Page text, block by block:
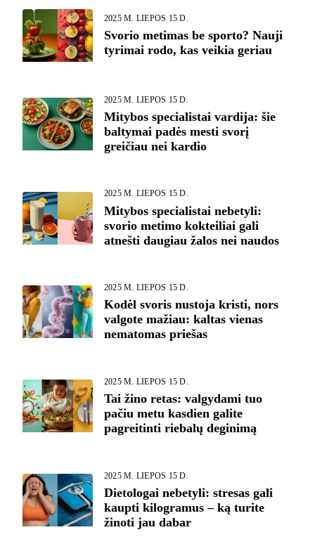
2025 M. LIEPOS 15 D.
Svorio metimas be sporto? Nauji
tyrimai rodo, kas veikia geriau
2025 M. LIEPOS 15 D.
Mitybos specialistai vardija: šie
baltymai padės mesti svorį
greičiau nei kardio
2025 M. LIEPOS 15 D.
Mitybos specialistai nebetyli:
svorio metimo kokteiliai gali
atnešti daugiau žalos nei naudos
2025 M. LIEPOS 15 D.
Kodėl svoris nustoja kristi, nors
valgote mažiau: kaltas vienas
nematomas priešas
2025 M. LIEPOS 15 D.
Tai žino retas: valgydami tuo
pačiu metu kasdien galite
pagreitinti riebalų deginimą
2025 M. LIEPOS 15 D.
Dietologai nebetyli: stresas gali
kaupti kilogramus – ką turite
žinoti jau dabar